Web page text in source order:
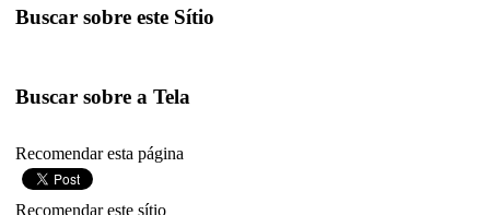
Buscar sobre este Sítio
Buscar sobre a Tela
Recomendar esta página
Recomendar este sítio